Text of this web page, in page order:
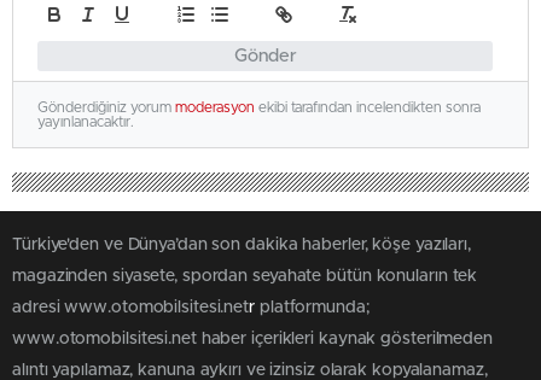
Gönder
Gönderdiğiniz yorum moderasyon ekibi tarafından incelendikten sonra
yayınlanacaktır.
Türkiye'den ve Dünya’dan son dakika haberler, köşe yazıları,
magazinden siyasete, spordan seyahate bütün konuların tek
adresi www.otomobilsitesi.netr platformunda;
www.otomobilsitesi.net haber içerikleri kaynak gösterilmeden
alıntı yapılamaz, kanuna aykırı ve izinsiz olarak kopyalanamaz,